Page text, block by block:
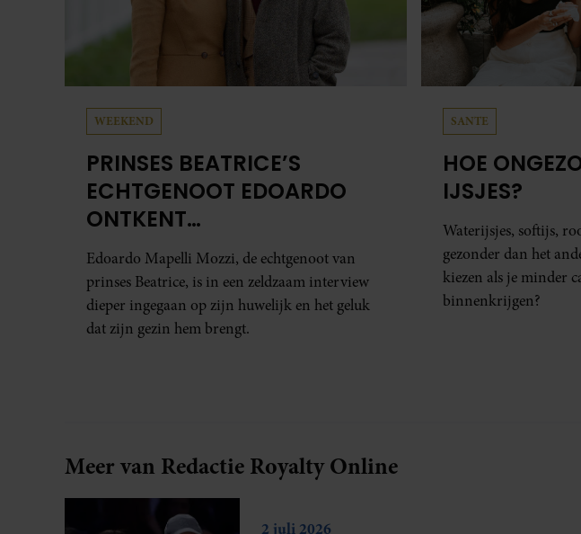
WEEKEND
PRINSES BEATRICE’S
ECHTGENOOT EDOARDO
ONTKENT
HUWELIJKSPROBLEMEN
Edoardo Mapelli Mozzi, de echtgenoot van
prinses Beatrice, is in een zeldzaam interview
dieper ingegaan op zijn huwelijk en het geluk
dat zijn gezin hem brengt.
SANTE
HOE
IJSJES?
Waterijsjes, softijs,
gezonder dan het
kiezen als je minder
binnenkrijgen?
Meer van Redactie Royalty Online
2 juli 2026